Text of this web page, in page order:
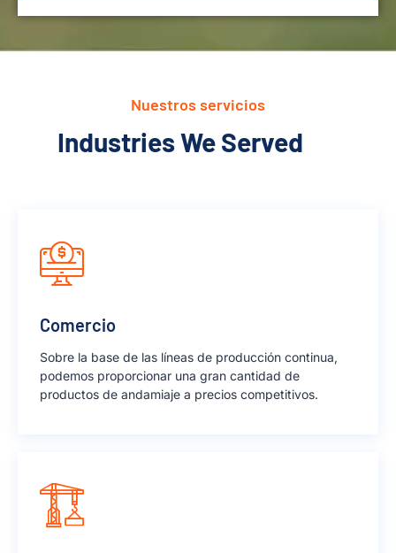
Nuestros servicios
Industries We Served
Comercio
Sobre la base de las líneas de producción continua,
podemos proporcionar una gran cantidad de
productos de andamiaje a precios competitivos.